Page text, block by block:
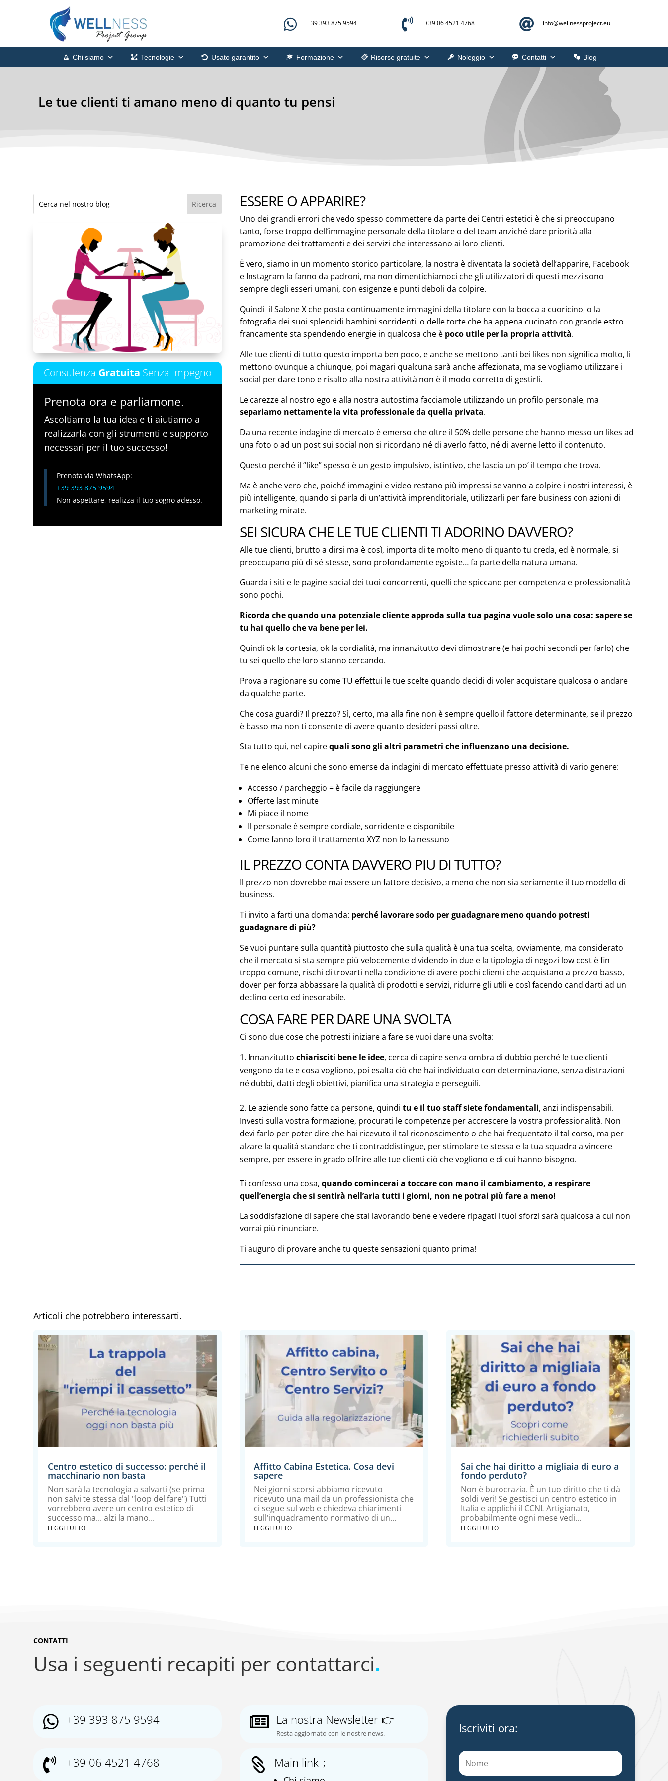
 +39 393 875 9594  +39 06 4521 4768  info@wellnessproject.eu
Chi siamo Tecnologie Usato garantito Formazione Risorse gratuite Noleggio Contatti Blog
Le tue clienti ti amano meno di quanto tu pensi
Consulenza Gratuita Senza Impegno
Prenota ora e parliamone.
Ascoltiamo la tua idea e ti aiutiamo a
realizzarla con gli strumenti e supporto
necessari per il tuo successo!
Prenota via WhatsApp:
+39 393 875 9594
Non aspettare, realizza il tuo sogno adesso.
ESSERE O APPARIRE?
Uno dei grandi errori che vedo spesso commettere da parte dei Centri estetici è che si preoccupano
tanto, forse troppo dell’immagine personale della titolare o del team anziché dare priorità alla
promozione dei trattamenti e dei servizi che interessano ai loro clienti.
È vero, siamo in un momento storico particolare, la nostra è diventata la società dell’apparire, Facebook
e Instagram la fanno da padroni, ma non dimentichiamoci che gli utilizzatori di questi mezzi sono
sempre degli esseri umani, con esigenze e punti deboli da colpire.
Quindi il Salone X che posta continuamente immagini della titolare con la bocca a cuoricino, o la
fotografia dei suoi splendidi bambini sorridenti, o delle torte che ha appena cucinato con grande estro…
francamente sta spendendo energie in qualcosa che è poco utile per la propria attività.
Alle tue clienti di tutto questo importa ben poco, e anche se mettono tanti bei likes non significa molto, li
mettono ovunque a chiunque, poi magari qualcuna sarà anche affezionata, ma se vogliamo utilizzare i
social per dare tono e risalto alla nostra attività non è il modo corretto di gestirli.
Le carezze al nostro ego e alla nostra autostima facciamole utilizzando un profilo personale, ma
separiamo nettamente la vita professionale da quella privata.
Da una recente indagine di mercato è emerso che oltre il 50% delle persone che hanno messo un likes ad
una foto o ad un post sui social non si ricordano né di averlo fatto, né di averne letto il contenuto.
Questo perché il “like” spesso è un gesto impulsivo, istintivo, che lascia un po’ il tempo che trova.
Ma è anche vero che, poiché immagini e video restano più impressi se vanno a colpire i nostri interessi, è
più intelligente, quando si parla di un’attività imprenditoriale, utilizzarli per fare business con azioni di
marketing mirate.
SEI SICURA CHE LE TUE CLIENTI TI ADORINO DAVVERO?
Alle tue clienti, brutto a dirsi ma è così, importa di te molto meno di quanto tu creda, ed è normale, si
preoccupano più di sé stesse, sono profondamente egoiste… fa parte della natura umana.
Guarda i siti e le pagine social dei tuoi concorrenti, quelli che spiccano per competenza e professionalità
sono pochi.
Ricorda che quando una potenziale cliente approda sulla tua pagina vuole solo una cosa: sapere se
tu hai quello che va bene per lei.
Quindi ok la cortesia, ok la cordialità, ma innanzitutto devi dimostrare (e hai pochi secondi per farlo) che
tu sei quello che loro stanno cercando.
Prova a ragionare su come TU effettui le tue scelte quando decidi di voler acquistare qualcosa o andare
da qualche parte.
Che cosa guardi? Il prezzo? Sì, certo, ma alla fine non è sempre quello il fattore determinante, se il prezzo
è basso ma non ti consente di avere quanto desideri passi oltre.
Sta tutto qui, nel capirequali sono gli altri parametri che influenzano una decisione.
Te ne elenco alcuni che sono emerse da indagini di mercato effettuate presso attività di vario genere:
Accesso / parcheggio = è facile da raggiungere
Offerte last minute
Mi piace il nome
Il personale è sempre cordiale, sorridente e disponibile
Come fanno loro il trattamento XYZ non lo fa nessuno
IL PREZZO CONTA DAVVERO PIU DI TUTTO?
Il prezzo non dovrebbe mai essere un fattore decisivo, a meno che non sia seriamente il tuo modello di
business.
Ti invito a farti una domanda: perché lavorare sodo per guadagnare meno quando potresti
guadagnare di più?
Se vuoi puntare sulla quantità piuttosto che sulla qualità è una tua scelta, ovviamente, ma considerato
che il mercato si sta sempre più velocemente dividendo in due e la tipologia di negozi low cost è fin
troppo comune, rischi di trovarti nella condizione di avere pochi clienti che acquistano a prezzo basso,
dover per forza abbassare la qualità di prodotti e servizi, ridurre gli utili e così facendo candidarti ad un
declino certo ed inesorabile.
COSA FARE PER DARE UNA SVOLTA
Ci sono due cose che potresti iniziare a fare se vuoi dare una svolta:
Innanzituttochiarisciti bene le idee, cerca di capire senza ombra di dubbio perché le tue clienti
vengono da te e cosa vogliono, poi esalta ciò che hai individuato con determinazione, senza distrazioni
né dubbi, datti degli obiettivi, pianifica una strategia e perseguili.
Le aziende sono fatte da persone, quinditu e il tuo staff siete fondamentali, anzi indispensabili.
Investi sulla vostra formazione, procurati le competenze per accrescere la vostra professionalità. Non
devi farlo per poter dire che hai ricevuto il tal riconoscimento o che hai frequentato il tal corso, ma per
alzare la qualità standard che ti contraddistingue, per stimolare te stessa e la tua squadra a vincere
sempre, per essere in grado offrire alle tue clienti ciò che vogliono e di cui hanno bisogno.
Ti confesso una cosa,quando comincerai a toccare con mano il cambiamento, a respirare
quell’energia che si sentirà nell’aria tutti i giorni, non ne potrai più fare a meno!
La soddisfazione di sapere che stai lavorando bene e vedere ripagati i tuoi sforzi sarà qualcosa a cui non
vorrai più rinunciare.
Ti auguro di provare anche tu queste sensazioni quanto prima!
Articoli che potrebbero interessarti.
Centro estetico di successo: perché il
macchinario non basta
Non sarà la tecnologia a salvarti (se prima
non salvi te stessa dal "loop del fare") Tutti
vorrebbero avere un centro estetico di
successo ma... alzi la mano...
LEGGI TUTTO
Affitto Cabina Estetica. Cosa devi
sapere
Nei giorni scorsi abbiamo ricevuto
ricevuto una mail da un professionista che
ci segue sul web e chiedeva chiarimenti
sull'inquadramento normativo di un...
LEGGI TUTTO
Sai che hai diritto a migliaia di euro a
fondo perduto?
Non è burocrazia. È un tuo diritto che ti dà
soldi veri! Se gestisci un centro estetico in
Italia e applichi il CCNL Artigianato,
probabilmente ogni mese vedi...
LEGGI TUTTO
CONTATTI
Usa i seguenti recapiti per contattarci.
 +39 393 875 9594
 +39 06 4521 4768
 La nostra Newsletter 👉
Resta aggiornato con le nostre news.
 Main link_;
Iscriviti ora: